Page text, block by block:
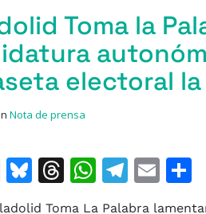
Toma la
electoral
Nota de prensa
X
Bl
u
T
W
h
T
el
E
Toma La Palabra